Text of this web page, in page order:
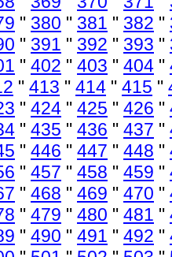
" 380 " 381 " 382 "
" 391 " 392 " 393 "
" 402 " 403 " 404 "
" 413 " 414 " 415 "
" 424 " 425 " 426 "
" 435 " 436 " 437 "
" 446 " 447 " 448 "
" 457 " 458 " 459 "
" 468 " 469 " 470 "
" 479 " 480 " 481 "
" 490 " 491 " 492 "